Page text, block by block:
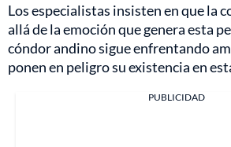
Los especialistas insisten en que la
allá de la emoción que genera esta
cóndor andino sigue enfrentando
ponen en peligro su existencia en
PUBLICIDAD